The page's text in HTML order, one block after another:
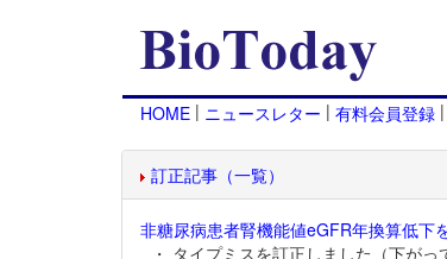
HOME | ニュースレター | 有料会員登録 |
訂正記事（一覧）
非糖尿病患者腎機能値eGFR年換算低下
・ タイプミスを訂正しました（下が